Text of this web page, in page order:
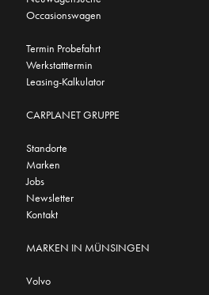
Occasionswagen
Termin Probefahrt
Werkstatttermin
Leasing-Kalkulator
CARPLANET GRUPPE
Standorte
Marken
Jobs
Newsletter
Kontakt
MARKEN IN MÜNSINGEN
Volvo